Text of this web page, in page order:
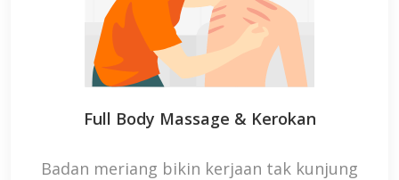
Full Body Massage & Kerokan
Badan meriang bikin kerjaan tak kunjung